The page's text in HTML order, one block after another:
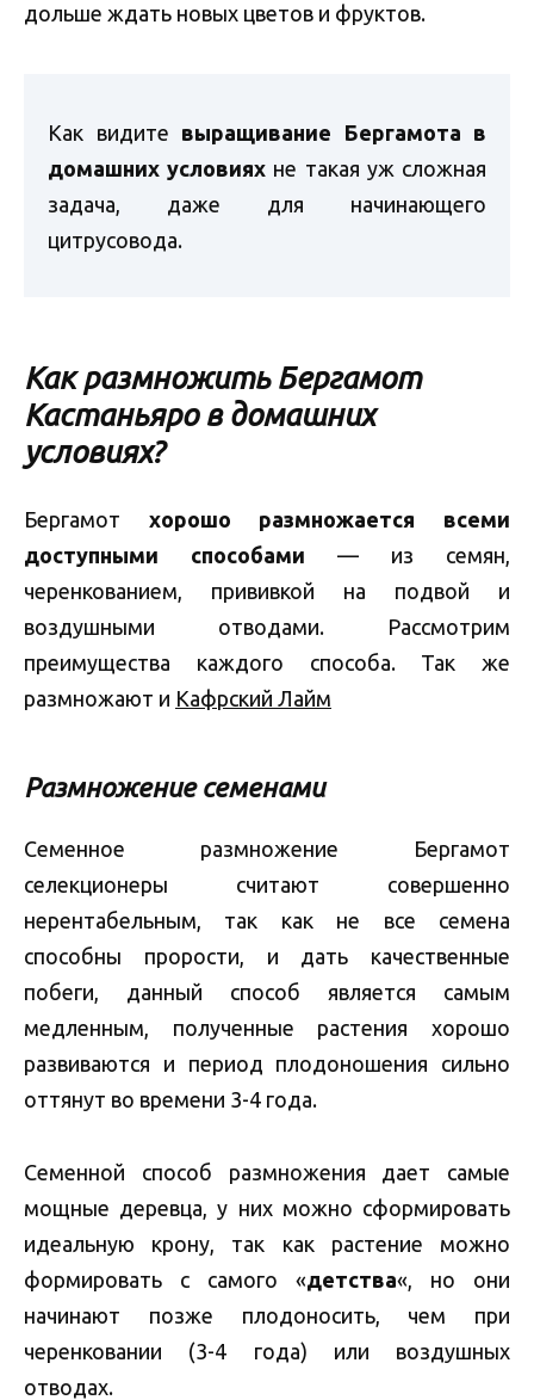
дольше ждать новых цветов и фруктов.
Как видите выращивание Бергамота в
домашних условиях не такая уж сложная
задача, даже для начинающего
цитрусовода.
Как размножить Бергамот
Кастаньяро в домашних
условиях?
Бергамот хорошо размножается всеми
доступными способами — из семян,
черенкованием, прививкой на подвой и
воздушными отводами. Рассмотрим
преимущества каждого способа. Так же
размножают и Кафрский Лайм
Размножение семенами
Семенное размножение Бергамот
селекционеры считают совершенно
нерентабельным, так как не все семена
способны прорости, и дать качественные
побеги, данный способ является самым
медленным, полученные растения хорошо
развиваются и период плодоношения сильно
оттянут во времени 3-4 года.
Семенной способ размножения дает самые
мощные деревца, у них можно сформировать
идеальную крону, так как растение можно
формировать с самого «детства«, но они
начинают позже плодоносить, чем при
черенковании (3-4 года) или воздушных
отводах.